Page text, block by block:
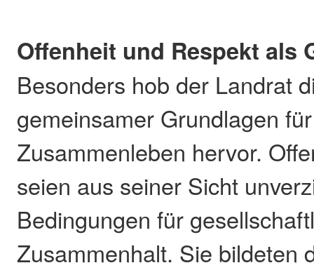
Offenheit und Respekt als
Besonders hob der Landrat
gemeinsamer Grundlagen
Zusammenleben hervor.
seien aus seiner Sicht
Bedingungen für
Zusammenhalt. Sie bildeten